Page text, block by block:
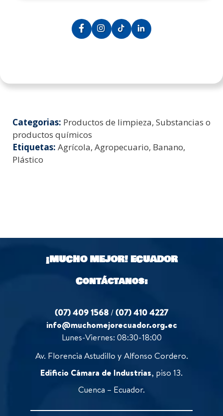
Categorias: Productos de limpieza, Substancias o
productos químicos
Etiquetas: Agrícola, Agropecuario, Banano,
Plástico
¡MUCHO MEJOR!ECUADOR
Contáctanos:
(07) 409 1568 /(07) 410 4227
info@muchomejorecuador.org.ec
Lunes-Viernes: 08:30-18:00
Av. Florencia Astudillo y Alfonso Cordero.
Edificio Cámara de Industrias, piso 13.
Cuenca – Ecuador.